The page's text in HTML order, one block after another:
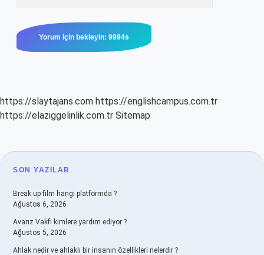
https://slaytajans.com https://englishcampus.com.tr
https://elaziggelinlik.com.tr Sitemap
SIDEBAR
SON YAZILAR
Break up film hangi platformda ?
Ağustos 6, 2026
Avarız Vakfı kimlere yardım ediyor ?
Ağustos 5, 2026
Ahlak nedir ve ahlaklı bir insanın özellikleri nelerdir ?